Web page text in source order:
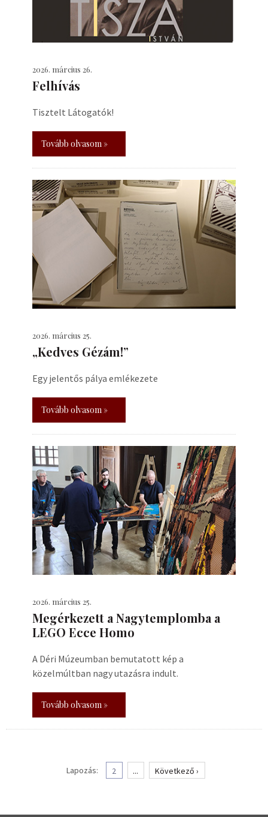
2026. március 26.
Felhívás
Tisztelt Látogatók!
Tovább olvasom »
2026. március 25.
„Kedves Gézám!”
Egy jelentős pálya emlékezete
Tovább olvasom »
2026. március 25.
Megérkezett a Nagytemplomba a
LEGO Ecce Homo
A Déri Múzeumban bemutatott kép a
közelmúltban nagy utazásra indult.
Tovább olvasom »
Lapozás: 2 ... Következő ›